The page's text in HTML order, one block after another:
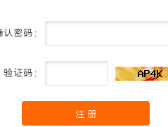
认密码：
验证码：